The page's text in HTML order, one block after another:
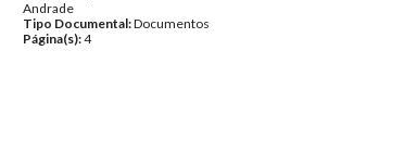
Andrade
Tipo Documental:Documentos
Página(s):4